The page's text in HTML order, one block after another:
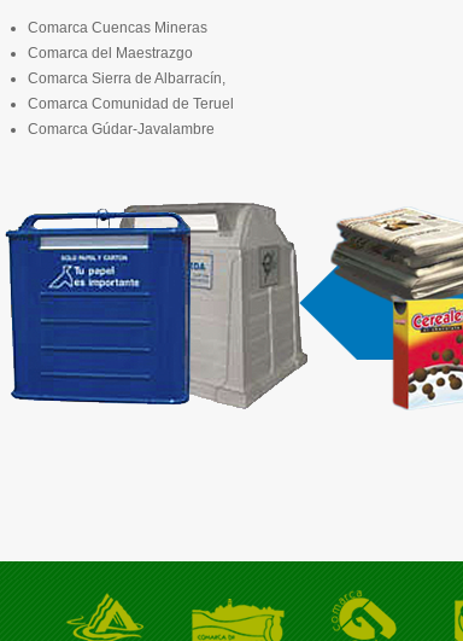
Comarca Cuencas Mineras
Comarca del Maestrazgo
Comarca Sierra de Albarracín,
Comarca Comunidad de Teruel
Comarca Gúdar-Javalambre